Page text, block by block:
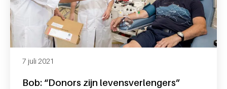
Bob: “Donors zijn levensverlengers”
7 juli 2021